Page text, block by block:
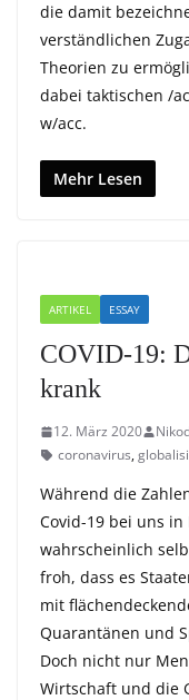
die damit
verständlichen
Theorien zu
dabei taktischen /
w/acc.
Mehr Lesen
ARTIKEL ESSAY
COVID-19:
krank
12. März 2020
coronavirus,
Während die
Covid-19 bei uns
wahrscheinlich
froh, dass es
mit
Quarantänen und
Doch nicht nur
Wirtschaft und die